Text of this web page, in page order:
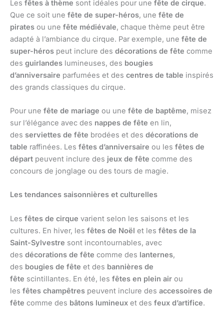
Les fêtes à thème sont idéales pour une fête de cirque.
Que ce soit une fête de super-héros, une fête de
pirates ou une fête médiévale, chaque thème peut être
adapté à l’ambiance du cirque. Par exemple, une fête de
super-héros peut inclure des décorations de fête comme
des guirlandes lumineuses, des bougies
d’anniversaire parfumées et des centres de table inspirés
des grands classiques du cirque.
Pour une fête de mariage ou une fête de baptême, misez
sur l’élégance avec des nappes de fête en lin,
des serviettes de fête brodées et des décorations de
table raffinées. Les fêtes d’anniversaire ou les fêtes de
départ peuvent inclure des jeux de fête comme des
concours de jonglage ou des tours de magie.
Les tendances saisonnières et culturelles
Les fêtes de cirque varient selon les saisons et les
cultures. En hiver, les fêtes de Noël et les fêtes de la
Saint-Sylvestre sont incontournables, avec
des décorations de fête comme des lanternes,
des bougies de fête et des bannières de
fête scintillantes. En été, les fêtes en plein air ou
les fêtes champêtres peuvent inclure des accessoires de
fête comme des bâtons lumineux et des feux d’artifice.